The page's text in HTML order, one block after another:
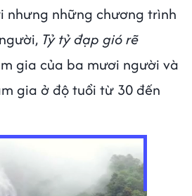
nhưng những chương trình
Tỷ tỷ đạp gió rẽ
gia của ba mươi người và
gia ở độ tuổi từ 30 đến